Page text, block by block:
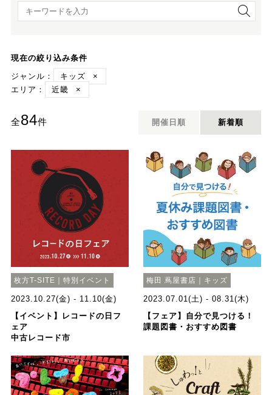
キーワード検索
現在の絞り込み条件
ジャンル：
キッズ
×
エリア：
近畿 ×
全84件 開催日順 新着順
枚方T-SITE｜特別イベント
2023.10.27(金) - 11.10(金)
【イベント】レコードの日フ
ェア
中古レコード市
梅田 蔦屋書店｜キッズ
2023.07.01(土) - 08.31(木)
【フェア】自分で見つける！
課題図書・おすすめ図書